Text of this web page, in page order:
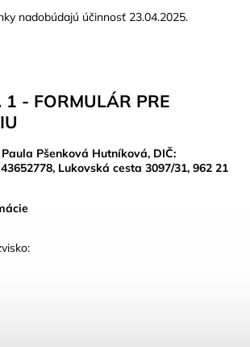
nadobúdajú účinnosť 23.04.2025.
1 - FORMULÁR PRE
Pšenková Hutníková, DIČ:
Lukovská cesta 3097/31, 962 21